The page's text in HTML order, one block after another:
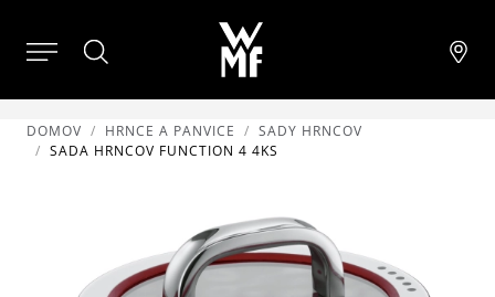
DOMOV HRNCE A PANVICE
SADY HRNCOV
SADA HRNCOV FUNCTION 4 4KS